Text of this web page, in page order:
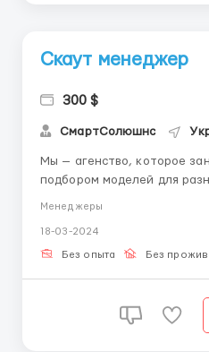
Скаут менеджер
300 $
СмартСолюшнс
Мы — агенство, которое
подбором моделей для разных
-Парни и Девушки 18−35лет -С хорошим уровнем
знания
Менеджеры
18-03-2024
Без опыта Без